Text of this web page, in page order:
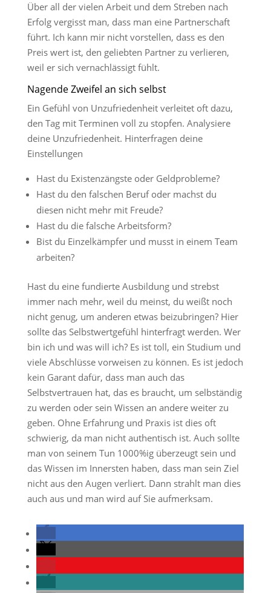
Über all der vielen Arbeit und dem Streben nach
Erfolg vergisst man, dass man eine Partnerschaft
führt. Ich kann mir nicht vorstellen, dass es den
Preis wert ist, den geliebten Partner zu verlieren,
weil er sich vernachlässigt fühlt.
Nagende Zweifel an sich selbst
Ein Gefühl von Unzufriedenheit verleitet oft dazu,
den Tag mit Terminen voll zu stopfen. Analysiere
deine Unzufriedenheit. Hinterfragen deine
Einstellungen
Hast du Existenzängste oder Geldprobleme?
Hast du den falschen Beruf oder machst du
diesen nicht mehr mit Freude?
Hast du die falsche Arbeitsform?
Bist du Einzelkämpfer und musst in einem Team
arbeiten?
Hast du eine fundierte Ausbildung und strebst
immer nach mehr, weil du meinst, du weißt noch
nicht genug, um anderen etwas beizubringen? Hier
sollte das Selbstwertgefühl hinterfragt werden. Wer
bin ich und was will ich? Es ist toll, ein Studium und
viele Abschlüsse vorweisen zu können. Es ist jedoch
kein Garant dafür, dass man auch das
Selbstvertrauen hat, das es braucht, um selbständig
zu werden oder sein Wissen an andere weiter zu
geben. Ohne Erfahrung und Praxis ist dies oft
schwierig, da man nicht authentisch ist. Auch sollte
man von seinem Tun 1000%ig überzeugt sein und
das Wissen im Innersten haben, dass man sein Ziel
nicht aus den Augen verliert. Dann strahlt man dies
auch aus und man wird auf Sie aufmerksam.